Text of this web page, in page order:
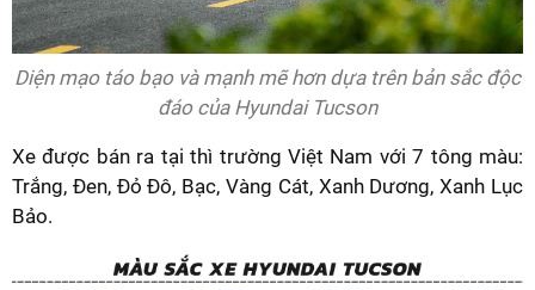
Diện mạo táo bạo và mạnh mẽ hơn dựa trên bản sắc độc
đáo của Hyundai Tucson
Xe được bán ra tại thì trường Việt Nam với 7 tông màu:
Trắng, Đen, Đỏ Đô, Bạc, Vàng Cát, Xanh Dương, Xanh Lục
Bảo.